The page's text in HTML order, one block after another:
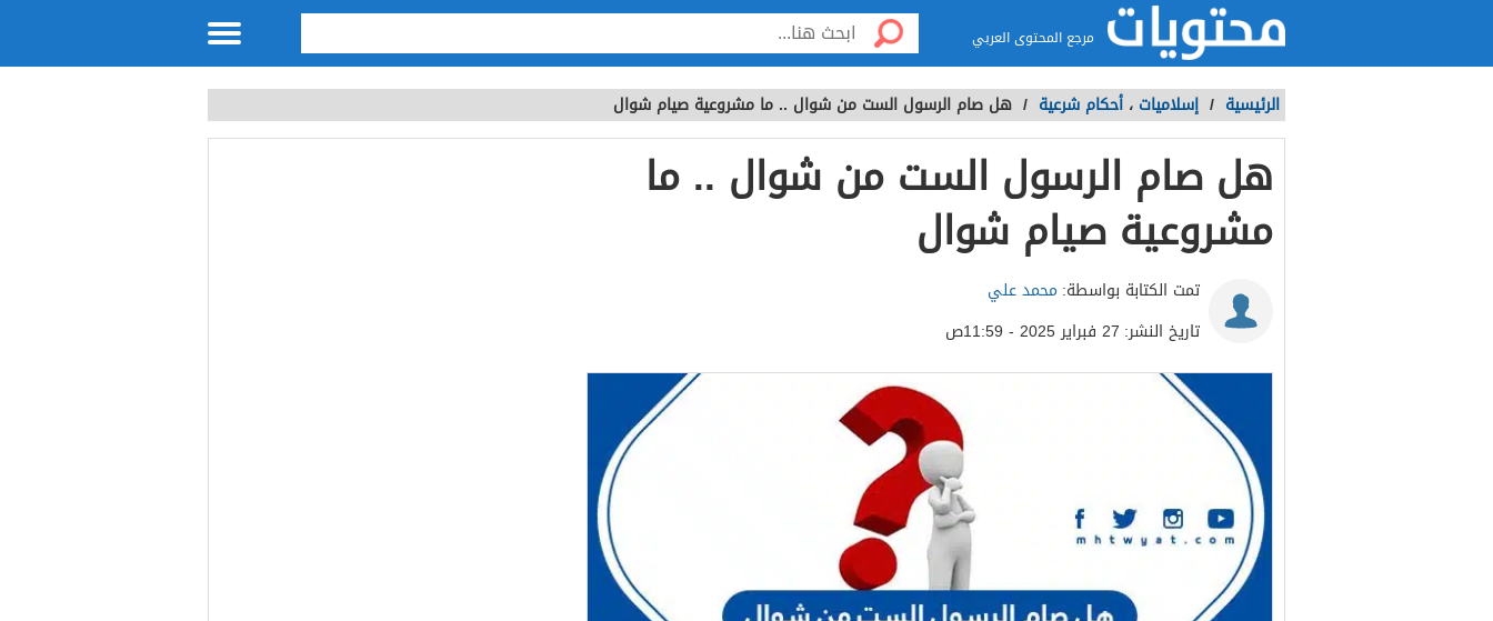
مرجع المحتوى العربي
الرئيسية / إسلاميات ، أحكام شرعية / هل صام الرسول الست من شوال .. ما مشروعية صيام شوال
هل صام الرسول الست من شوال .. ما
مشروعية صيام شوال
تمت الكتابة بواسطة: محمد علي
تاريخ النشر: 27 فبراير 2025 - 11:59ص